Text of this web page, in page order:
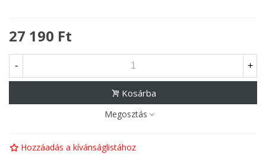
27 190 Ft
- +
Kosárba
Megosztás
Hozzáadás a kívánságlistához